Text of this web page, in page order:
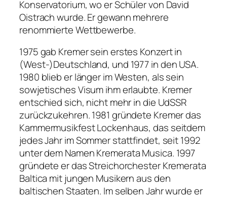
Konservatorium, wo er Schüler von David
Oistrach wurde. Er gewann mehrere
renommierte Wettbewerbe.
1975 gab Kremer sein erstes Konzert in
(West-)Deutschland, und 1977 in den USA.
1980 blieb er länger im Westen, als sein
sowjetisches Visum ihm erlaubte. Kremer
entschied sich, nicht mehr in die UdSSR
zurückzukehren. 1981 gründete Kremer das
Kammermusikfest Lockenhaus, das seitdem
jedes Jahr im Sommer stattfindet, seit 1992
unter dem Namen Kremerata Musica. 1997
gründete er das Streichorchester Kremerata
Baltica mit jungen Musikern aus den
baltischen Staaten. Im selben Jahr wurde er